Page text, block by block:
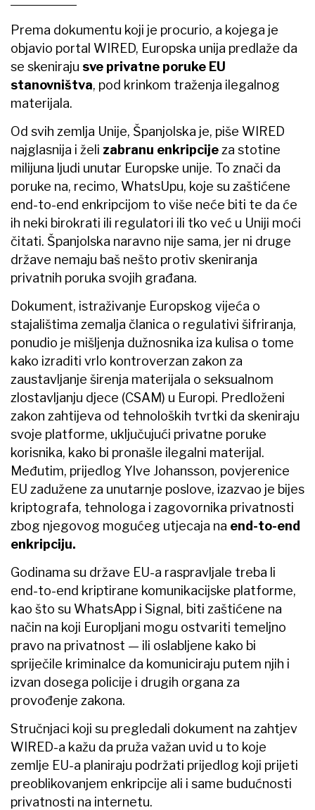
Prema dokumentu koji je procurio, a kojega je
objavio portal WIRED, Europska unija predlaže da
se skeniraju sve privatne poruke EU
stanovništva, pod krinkom traženja ilegalnog
materijala.
Od svih zemlja Unije, Španjolska je, piše WIRED
najglasnija i želi zabranu enkripcijeza stotine
milijuna ljudi unutar Europske unije. To znači da
poruke na, recimo, WhatsUpu, koje su zaštićene
end-to-end enkripcijom to više neće biti te da će
ih neki birokrati ili regulatori ili tko već u Uniji moći
čitati. Španjolska naravno nije sama, jer ni druge
države nemaju baš nešto protiv skeniranja
privatnih poruka svojih građana.
Dokument, istraživanje Europskog vijeća o
stajalištima zemalja članica o regulativi šifriranja,
ponudio je mišljenja dužnosnika iza kulisa o tome
kako izraditi vrlo kontroverzan zakon za
zaustavljanje širenja materijala o seksualnom
zlostavljanju djece (CSAM) u Europi. Predloženi
zakon zahtijeva od tehnoloških tvrtki da skeniraju
svoje platforme, uključujući privatne poruke
korisnika, kako bi pronašle ilegalni materijal.
Međutim, prijedlog Ylve Johansson, povjerenice
EU zadužene za unutarnje poslove, izazvao je bijes
kriptografa, tehnologa i zagovornika privatnosti
zbog njegovog mogućeg utjecaja na end-to-end
enkripciju.
Godinama su države EU-a raspravljale treba li
end-to-end kriptirane komunikacijske platforme,
kao što su WhatsApp i Signal, biti zaštićene na
način na koji Europljani mogu ostvariti temeljno
pravo na privatnost — ili oslabljene kako bi
spriječile kriminalce da komuniciraju putem njih i
izvan dosega policije i drugih organa za
provođenje zakona.
Stručnjaci koji su pregledali dokument na zahtjev
WIRED-a kažu da pruža važan uvid u to koje
zemlje EU-a planiraju podržati prijedlog koji prijeti
preoblikovanjem enkripcije ali i same budućnosti
privatnosti na internetu.